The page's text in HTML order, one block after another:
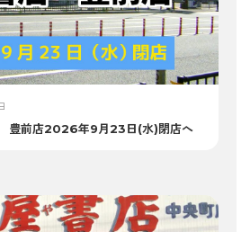
豊前店2026年9月23日(水)閉店へ